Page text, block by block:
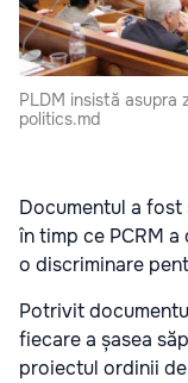
PLDM insistă asupra
politics.md
Documentul a
în timp ce PCRM
o discriminare
Potrivit
fiecare a șasea
proiectul ordinii